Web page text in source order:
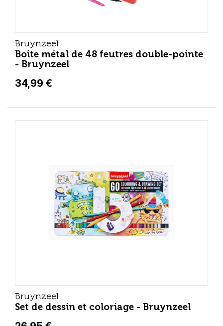
Bruynzeel
Boîte métal de 48 feutres double-pointe
- Bruynzeel
34,99 €
Bruynzeel
Set de dessin et coloriage - Bruynzeel